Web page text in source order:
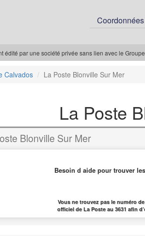
édité par une société privée sans lien avec le
Calvados La Poste Blonville Sur Mer
La Poste
Blonville Sur Mer
Besoin d aide pour trouver
Vous ne trouvez pas le numéro
officiel de La Poste au 3631 afin